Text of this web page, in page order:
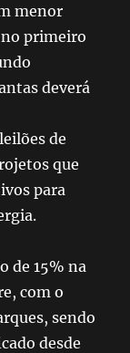
menor
primeiro
deverá
de
que
para
de 15% na
com o
sendo
desde